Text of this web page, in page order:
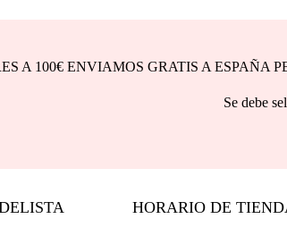
A 100€ ENVIAMOS GRATIS A ESPAÑA
Se debe seleccionar la
HORARIO DE